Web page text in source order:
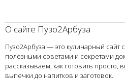
О сайте Пузо2Арбуза
Пузо2Арбуза — это кулинарный
полезными советами и секретами
рассказываем, как готовить просто,
выпечки до напитков и заготовок.